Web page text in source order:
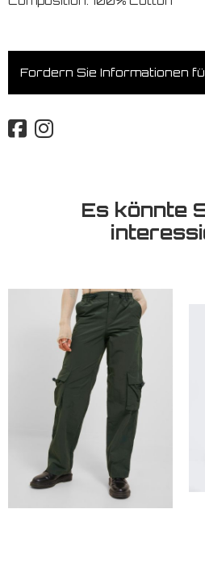
Fordern Sie Informationen
Es könnte